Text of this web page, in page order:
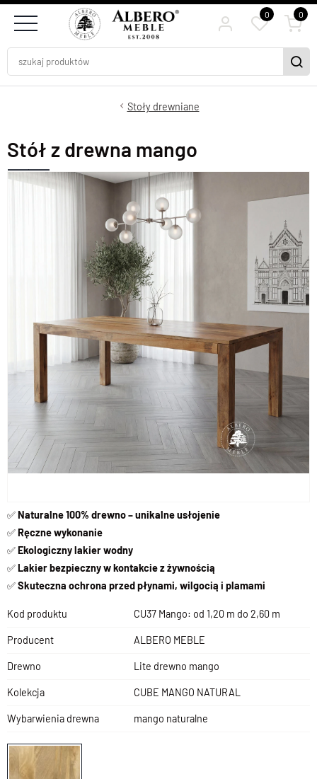
0 0
Stoły drewniane
Stół z drewna mango
✅Naturalne 100% drewno – unikalne usłojenie
✅Ręczne wykonanie
✅Ekologiczny lakier wodny
✅Lakier bezpieczny w kontakcie z żywnością
✅Skuteczna ochrona przed płynami, wilgocią i plamami
Kod produktu CU37 Mango: od 1,20 m do 2,60 m
Producent ALBERO MEBLE
Drewno Lite drewno mango
Kolekcja CUBE MANGO NATURAL
Wybarwienia drewna mango naturalne